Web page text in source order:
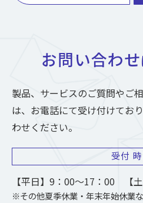
お問い合わせ
製品、サービスのご質問やご
は、お電話にて受け付けてお
わせください。
受付
【平日】9：00～17：00 【
※その他夏季休業・年末年始休業な